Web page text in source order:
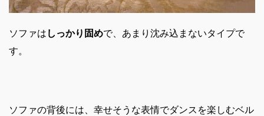
ソファは しっかり固めで、あまり沈み込まないタイプで
す。
ソファの背後には、幸せそうな表情でダンスを楽しむベル